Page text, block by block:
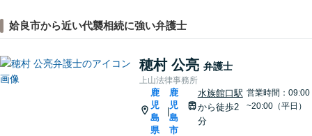
姶良市から近い代襲相続に強い弁護士
穂村 公亮 弁護士
上山法律事務所
鹿
児
島
県
|
鹿
児
島
市
水族館口駅
から徒歩2
分
営業時間：09:00
~20:00（平日）